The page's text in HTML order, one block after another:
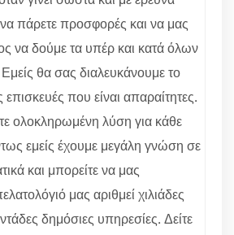
πάρετε προσφορές και να μας
να δούμε τα υπέρ και κατά όλων
θα σας διαλευκάνουμε το
επισκευές που είναι απαραίτητες.
ολοκληρωμένη λύση για κάθε
εμείς έχουμε μεγάλη γνώση σε
και μπορείτε να μας
μας αριθμεί χιλιάδες
δημόσιες υπηρεσίες. Δείτε